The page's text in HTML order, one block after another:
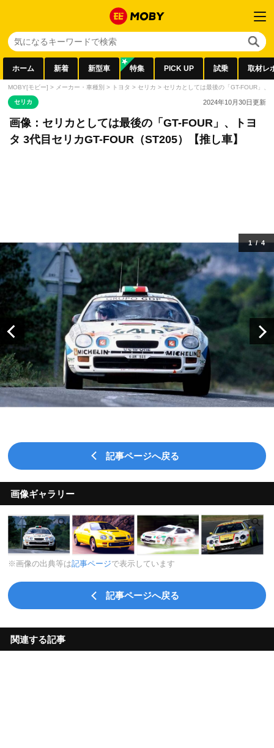
ホーム 新着 新型車 特集 PICK UP 試乗 取材レ
MOBY[モビー] > メーカー・車種別 > トヨタ > セリカ > セリカとしては最後の「GT-FOUR」
セリカ 2024年10月30日更新
画像：セリカとしては最後の「GT-FOUR」、トヨ
タ 3代目セリカGT-FOUR（ST205）【推し車】
1/4
記事ページへ戻る
画像ギャラリー
※画像の出典等は記事ページで表示しています
記事ページへ戻る
関連する記事